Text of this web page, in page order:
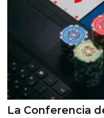
La Conferencia